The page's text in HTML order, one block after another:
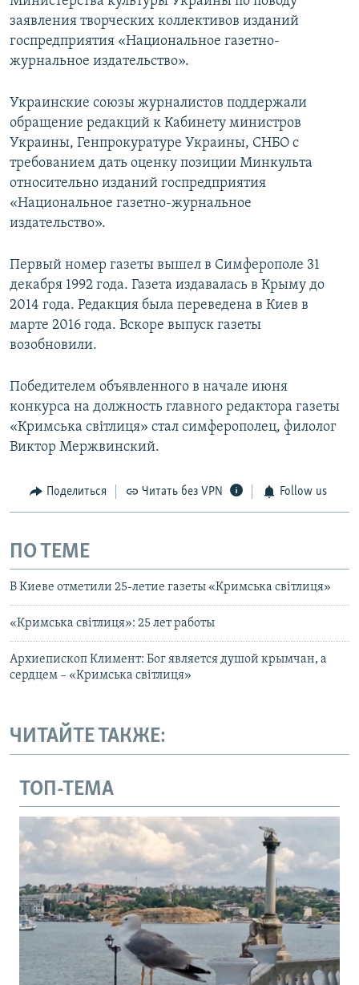
заявления творческих коллективов изданий
госпредприятия «Национальное газетно-
журнальное издательство».
Украинские союзы журналистов поддержали
обращение редакций к Кабинету министров
Украины, Генпрокуратуре Украины, СНБО с
требованием дать оценку позиции Минкульта
относительно изданий госпредприятия
«Национальное газетно-журнальное
издательство».
Первый номер газеты вышел в Симферополе 31
декабря 1992 года. Газета издавалась в Крыму до
2014 года. Редакция была переведена в Киев в
марте 2016 года. Вскоре выпуск газеты
возобновили.
Победителем объявленного в начале июня
конкурса на должность главного редактора газеты
«Кримська світлиця» стал симферополец, филолог
Виктор Мержвинский.
Поделиться Читать без VPN Follow us
ПО ТЕМЕ
В Киеве отметили 25-летие газеты «Кримська світлиця»
«Кримська світлиця»: 25 лет работы
Архиепископ Климент: Бог является душой крымчан, а
сердцем – «Кримська світлиця»
ЧИТАЙТЕ ТАКЖЕ:
ТОП-ТЕМА